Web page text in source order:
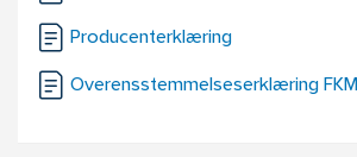
Producenterklæring
Overensstemmelseserklæring FKM